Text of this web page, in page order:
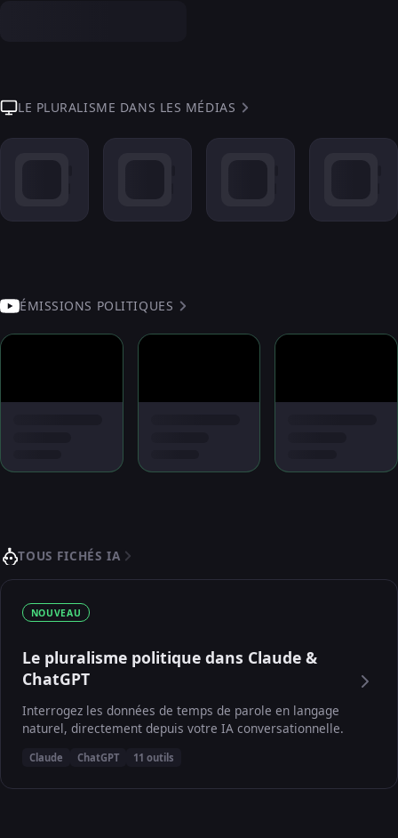
LE PLURALISME DANS LES MÉDIAS
ÉMISSIONS POLITIQUES
TOUS FICHÉS IA
NOUVEAU
Le pluralisme politique dans Claude &
ChatGPT
Interrogez les données de temps de parole en langage
naturel, directement depuis votre IA conversationnelle.
Claude ChatGPT 11 outils